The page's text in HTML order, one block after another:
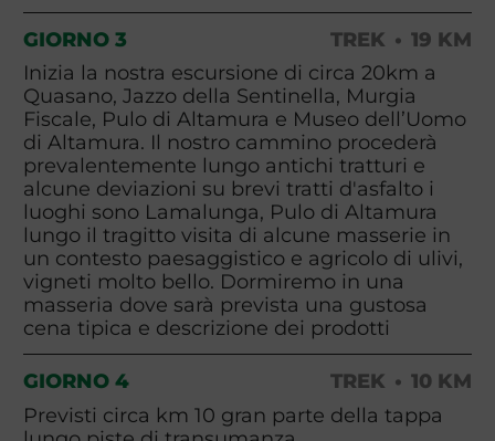
GIORNO 3 TREK
19 KM
Inizia la nostra escursione di circa 20km a
Quasano, Jazzo della Sentinella, Murgia
Fiscale, Pulo di Altamura e Museo dell’Uomo
di Altamura. Il nostro cammino procederà
prevalentemente lungo antichi tratturi e
alcune deviazioni su brevi tratti d'asfalto i
luoghi sono Lamalunga, Pulo di Altamura
lungo il tragitto visita di alcune masserie in
un contesto paesaggistico e agricolo di ulivi,
vigneti molto bello. Dormiremo in una
masseria dove sarà prevista una gustosa
cena tipica e descrizione dei prodotti
GIORNO 4 TREK
10 KM
Previsti circa km 10 gran parte della tappa